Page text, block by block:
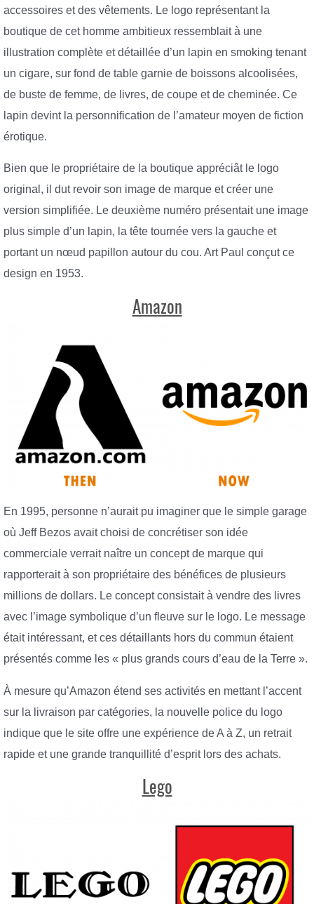
accessoires et des vêtements. Le logo représentant la
boutique de cet homme ambitieux ressemblait à une
illustration complète et détaillée d’un lapin en smoking tenant
un cigare, sur fond de table garnie de boissons alcoolisées,
de buste de femme, de livres, de coupe et de cheminée. Ce
lapin devint la personnification de l’amateur moyen de fiction
érotique.
Bien que le propriétaire de la boutique appréciât le logo
original, il dut revoir son image de marque et créer une
version simplifiée. Le deuxième numéro présentait une image
plus simple d’un lapin, la tête tournée vers la gauche et
portant un nœud papillon autour du cou. Art Paul conçut ce
design en 1953.
Amazon
En 1995, personne n’aurait pu imaginer que le simple garage
où Jeff Bezos avait choisi de concrétiser son idée
commerciale verrait naître un concept de marque qui
rapporterait à son propriétaire des bénéfices de plusieurs
millions de dollars. Le concept consistait à vendre des livres
avec l’image symbolique d’un fleuve sur le logo. Le message
était intéressant, et ces détaillants hors du commun étaient
présentés comme les « plus grands cours d’eau de la Terre ».
À mesure qu’Amazon étend ses activités en mettant l’accent
sur la livraison par catégories, la nouvelle police du logo
indique que le site offre une expérience de A à Z, un retrait
rapide et une grande tranquillité d’esprit lors des achats.
Lego